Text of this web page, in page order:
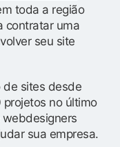
toda a região
contratar uma
seu site
de sites desde
no último
sua empresa.